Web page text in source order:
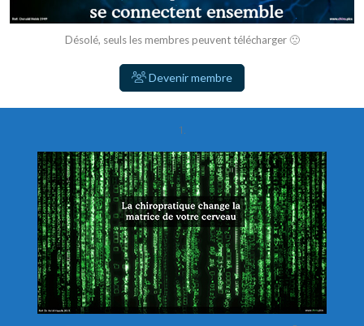
Désolé, seuls les membres peuvent télécharger 🙁
Devenir membre
1.